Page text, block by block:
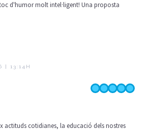
d'humor molt intel·ligent! Una proposta
| 13:14H
actituds cotidianes, la educació dels nostres